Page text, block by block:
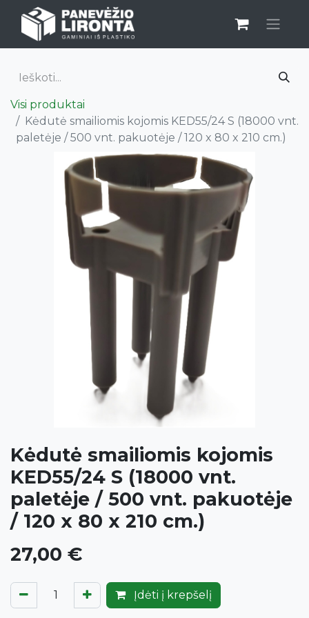
Visi produktai
Kėdutė smailiomis kojomis KED55/24 S (18000 vnt.
paletėje / 500 vnt. pakuotėje / 120 x 80 x 210 cm.)
Kėdutė smailiomis kojomis
KED55/24 S (18000 vnt.
paletėje / 500 vnt. pakuotėje
/ 120 x 80 x 210 cm.)
27,00 €
Įdėti į krepšelį